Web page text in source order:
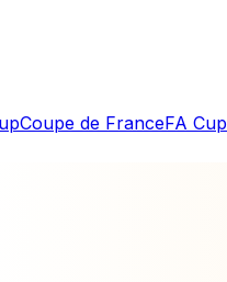
Coupe de FranceFA Cup